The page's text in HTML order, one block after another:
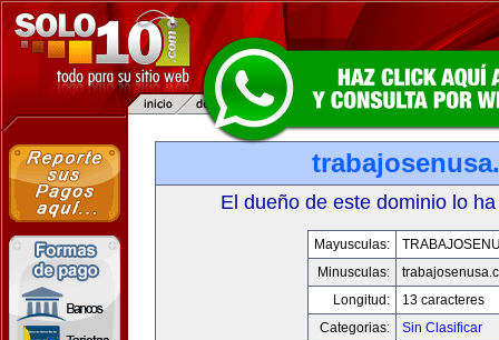
El dueño de este dominio lo
Mayusculas:
Minusculas:
Longitud:
13 caracteres
Categorias:
Sin Clasificar